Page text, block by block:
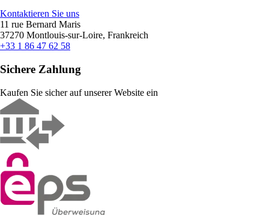
Kontaktieren Sie uns
11 rue Bernard Maris
37270 Montlouis-sur-Loire, Frankreich
+33 1 86 47 62 58
Sichere Zahlung
Kaufen Sie sicher auf unserer Website ein